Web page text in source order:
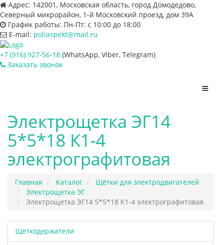
Адрес: 142001, Московская область, город Домодедово,
Северный микрорайон, 1-й Московский проезд, дом 39А
График работы: Пн-Пт: с 10:00 до 18:00
E-mail: poliaspekt@mail.ru
+7 (916) 927-56-18 (WhatsApp, Viber, Telegram)
Заказать звонок
Электрощетка ЭГ14
5*5*18 К1-4
электрографитовая
Главная Каталог
Щётки для электродвигателей
Электрощетка ЭГ
Электрощетка ЭГ14 5*5*18 К1-4 электрографитовая
Щёткодержатели